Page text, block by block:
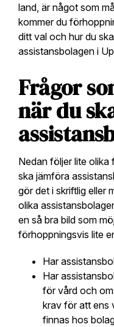
land, är något som
kommer du
ditt val och hur du
assistansbolagen i
Frågor
när du
Nedan följer lite olika
ska jämföra
gör det i skriftlig eller
olika
en så bra bild som
förhoppningsvis lite
Har
Har
för vård och
krav för att ens
finnas hos